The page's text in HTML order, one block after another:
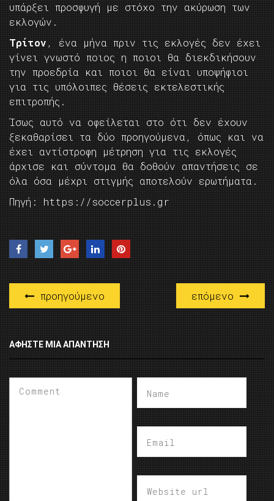
υπάρξει προσφυγή με στόχο την ακύρωση των
εκλογών.
Τρίτον , ένα μήνα πριν τις εκλογές δεν έχει
γίνει γνωστό ποιος η ποιοι θα διεκδικήσουν
την προεδρία και ποιοι θα είναι υποψήφιοι
για τις υπόλοιπες θέσεις εκτελεστικής
επιτροπής.
Ίσως αυτό να οφείλεται στο ότι δεν έχουν
ξεκαθαρίσει τα δύο προηγούμενα, όπως και να
έχει αντίστροφη μέτρηση για τις εκλογές
άρχισε και σύντομα θα δοθούν απαντήσεις σε
όλα όσα μέχρι στιγμής αποτελούν ερωτήματα.
Πηγή: https://soccerplus.gr
προηγούμενο επόμενο
ΑΦΉΣΤΕ ΜΙΑ ΑΠΆΝΤΗΣΗ